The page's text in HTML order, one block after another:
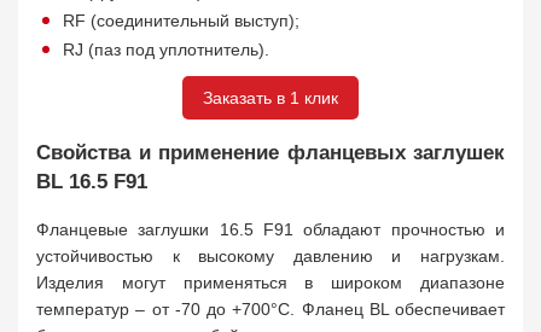
RF (соединительный выступ);
RJ (паз под уплотнитель).
Заказать в 1 клик
Свойства и применение фланцевых заглушек
BL 16.5 F91
Фланцевые заглушки 16.5 F91 обладают прочностью и
устойчивостью к высокому давлению и нагрузкам.
Изделия могут применяться в широком диапазоне
температур – от -70 до +700°C. Фланец BL обеспечивает